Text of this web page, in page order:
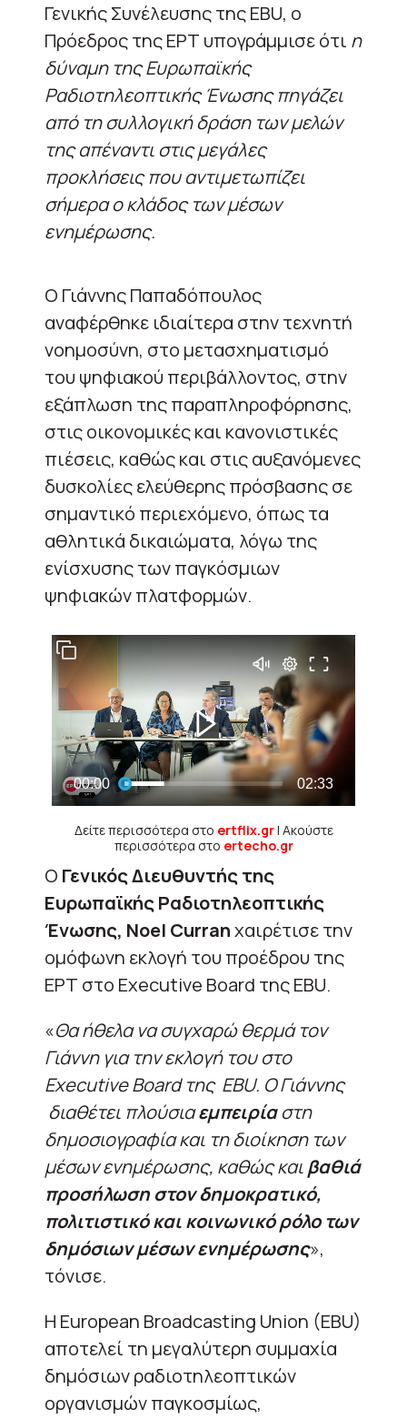
Γενικής Συνέλευσης της EBU, ο
Πρόεδρος της ΕΡΤ υπογράμμισε ότι η
δύναμη της Ευρωπαϊκής
Ραδιοτηλεοπτικής Ένωσης πηγάζει
από τη συλλογική δράση των μελών
της απέναντι στις μεγάλες
προκλήσεις που αντιμετωπίζει
σήμερα ο κλάδος των μέσων
ενημέρωσης.
Ο Γιάννης Παπαδόπουλος
αναφέρθηκε ιδιαίτερα στην τεχνητή
νοημοσύνη, στο μετασχηματισμό
του ψηφιακού περιβάλλοντος, στην
εξάπλωση της παραπληροφόρησης,
στις οικονομικές και κανονιστικές
πιέσεις, καθώς και στις αυξανόμενες
δυσκολίες ελεύθερης πρόσβασης σε
σημαντικό περιεχόμενο, όπως τα
αθλητικά δικαιώματα, λόγω της
ενίσχυσης των παγκόσμιων
ψηφιακών πλατφορμών.
Δείτε περισσότερα στο ertflix.gr| Ακούστε
περισσότερα στο ertecho.gr
Ο Γενικός Διευθυντής της
Ευρωπαϊκής Ραδιοτηλεοπτικής
Ένωσης, Noel Curranχαιρέτισε την
ομόφωνη εκλογή του προέδρου της
ΕΡΤ στο Executive Board της EBU.
«Θα ήθελα να συγχαρώ θερμά τον
Γιάννη για την εκλογή του στο
Executive Board της EBU. O Γιάννης
διαθέτει πλούσιαεμπειρίαστη
δημοσιογραφία και τη διοίκηση των
μέσων ενημέρωσης, καθώς καιβαθιά
προσήλωση στον δημοκρατικό,
πολιτιστικό και κοινωνικό ρόλο των
δημόσιων μέσων ενημέρωσης»,
τόνισε.
Η European Broadcasting Union (EBU)
αποτελεί τη μεγαλύτερη συμμαχία
δημόσιων ραδιοτηλεοπτικών
οργανισμών παγκοσμίως,